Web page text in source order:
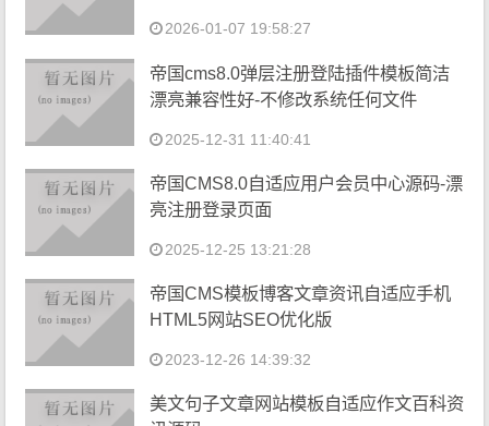
2026-01-07 19:58:27
帝国cms8.0弹层注册登陆插件模板简洁
漂亮兼容性好-不修改系统任何文件
2025-12-31 11:40:41
帝国CMS8.0自适应用户会员中心源码-漂
亮注册登录页面
2025-12-25 13:21:28
帝国CMS模板博客文章资讯自适应手机
HTML5网站SEO优化版
2023-12-26 14:39:32
美文句子文章网站模板自适应作文百科资